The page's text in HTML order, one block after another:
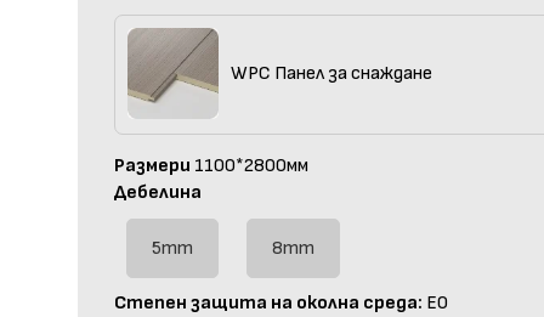
WPC Панел за снаждане
Размери 1100*2800мм
Дебелина
5mm 8mm
Степен защита на околна среда: E0